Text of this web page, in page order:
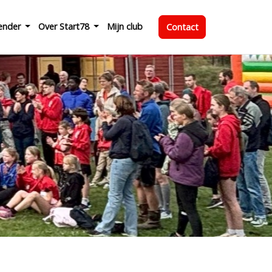
Over Start78 Mijn club Contact